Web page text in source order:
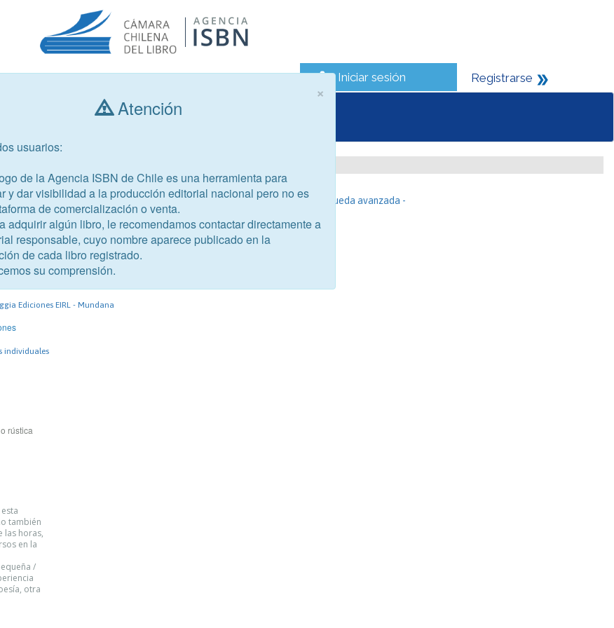
Iniciar sesión Registrarse
Consultar libros
- Búsqueda avanzada -
Ediciones EIRL - Mundana
individuales
rústica
también
las horas,
en la
/
otra
×
Atención
usuarios:
de la Agencia ISBN de Chile es una herramienta para
y dar visibilidad a la producción editorial nacional pero no es
de comercialización o venta.
adquirir algún libro, le recomendamos contactar directamente a
responsable, cuyo nombre aparece publicado en la
de cada libro registrado.
su comprensión.